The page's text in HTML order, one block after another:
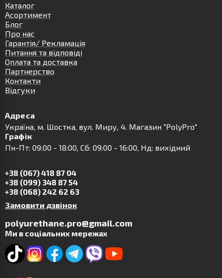
Каталог
Асортимент
Блог
Про нас
Гарантія/ Рекламація
Питання та відповіді
Оплата та доставка
Партнерство
Контакти
Відгуки
Адреса
Українa, м. Шостка, вул. Миру, 4. Магазин "PolyPro"
Графік
Пн-Пт: 09:00 - 18:00, Сб: 09:00 - 16:00, Нд: вихідний
+38 (067) 418 87 04
+38 (099) 348 87 54
+38 (068) 242 62 63
Замовити дзвінок
polyurethane.pro@gmail.com
Ми в соціальних мережах